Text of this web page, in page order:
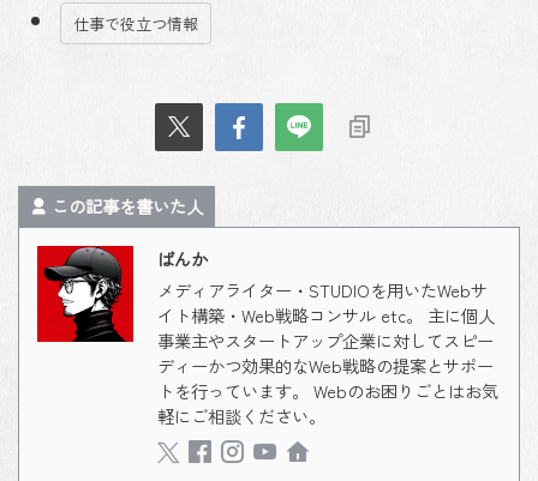
仕事で役立つ情報
この記事を書いた人
ばんか
メディアライター・STUDIOを用いたWebサ
イト構築・Web戦略コンサル etc。 主に個人
事業主やスタートアップ企業に対してスピー
ディーかつ効果的なWeb戦略の提案とサポー
トを行っています。 Webのお困りごとはお気
軽にご相談ください。